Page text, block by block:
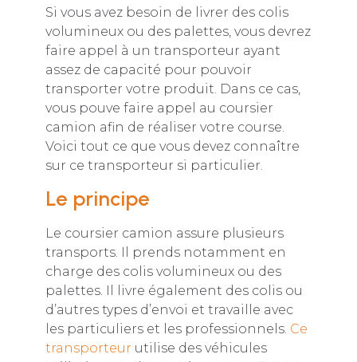
Si vous avez besoin de livrer des colis
volumineux ou des palettes, vous devrez
faire appel à un transporteur ayant
assez de capacité pour pouvoir
transporter votre produit. Dans ce cas,
vous pouve faire appel au coursier
camion afin de réaliser votre course.
Voici tout ce que vous devez connaître
sur ce transporteur si particulier.
Le principe
Le coursier camion assure plusieurs
transports. Il prends notamment en
charge des colis volumineux ou des
palettes. Il livre également des colis ou
d’autres types d’envoi et travaille avec
les particuliers et les professionnels. Ce
transporteur utilise des véhicules